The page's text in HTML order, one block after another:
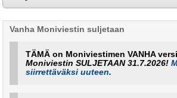
Vanha Moniviestin suljetaan
TÄMÄ on Moniviestimen VANHA
Moniviestin SULJETAAN 31.7.2026!
siirrettäväksi uuteen.